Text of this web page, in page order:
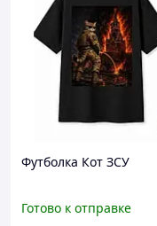
Футболка Кот ЗСУ
Готово к отправке